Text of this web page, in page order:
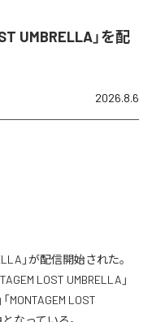
UMBRELLA」を配
2026.8.6
」が配信開始された。
LOST UMBRELLA」
MONTAGEM LOST